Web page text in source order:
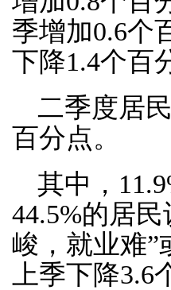
季增加0.6个
下降1.4个百
二季度居
百分点。
其中，
44.5%的居
峻，就业难”
上季下降3.6